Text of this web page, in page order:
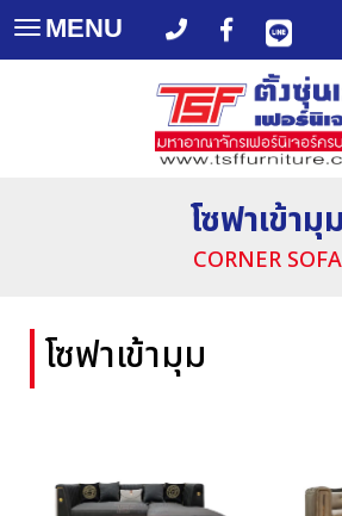
Toggle
navigation
MENU
โซฟาเข้ามุม
CORNER SOFA
โซฟาเข้ามุม